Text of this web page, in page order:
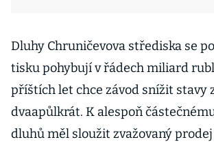
Dluhy Chruničevova střediska se
tisku pohybují v řádech miliard
příštích let chce závod snížit stavy
dvaapůlkrát. K alespoň
dluhů měl sloužit zvažovaný